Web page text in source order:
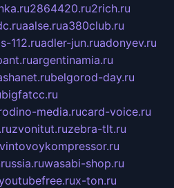
2864420.ru2rich.ru
aalse.rua380club.ru
112.ruadler-jun.ruadonyev.ru
argentinamia.ru
belgorod-day.ru
bigfatcc.ru
media.rucard-voice.ru
zvonitut.ruzebra-tlt.ru
vintovoykompressor.ru
wasabi-shop.ru
x-ton.ru